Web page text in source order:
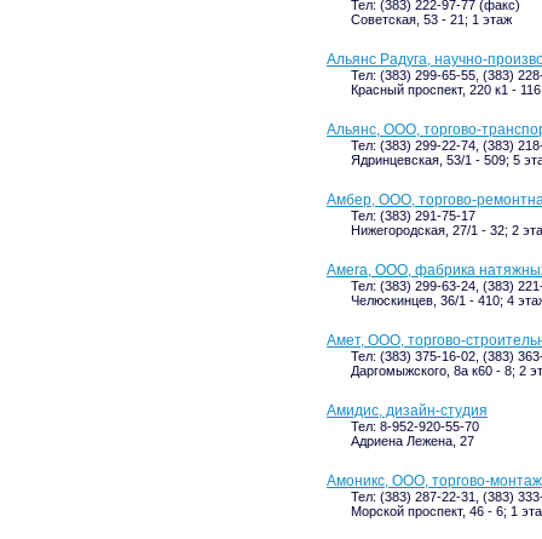
Тел: (383) 222-97-77 (факс)
Советская, 53 - 21; 1 этаж
Альянс Радуга, научно-
Тел: (383) 299-65-55, (383)
Красный проспект, 220 к1 -
Альянс, ООО, торгово-
Тел: (383) 299-22-74, (383)
Ядринцевская, 53/1 - 509; 5
Амбер, ООО, торгово-
Тел: (383) 291-75-17
Нижегородская, 27/1 - 32; 2
Амега, ООО, фабрика
Тел: (383) 299-63-24, (383)
Челюскинцев, 36/1 - 410; 4
Амет, ООО, торгово-
Тел: (383) 375-16-02, (383)
Даргомыжского, 8а к60 - 8; 2
Амидис, дизайн-студия
Тел: 8-952-920-55-70
Адриена Лежена, 27
Амоникс, ООО, торгово-
Тел: (383) 287-22-31, (383)
Морской проспект, 46 - 6; 1